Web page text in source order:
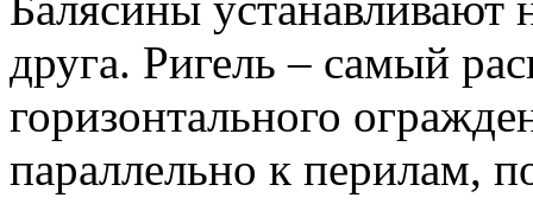
друга. Ригель – самый
горизонтального
параллельно к перилам,